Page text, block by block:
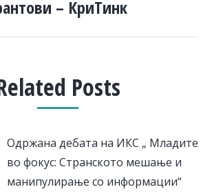
post:
– КриТинк
Posts
Одржана дебата на ИКС „ Младите
во фокус: Странското мешање и
манипулирање со информации“